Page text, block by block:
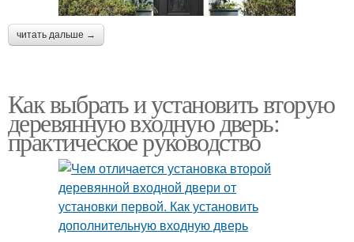
читать дальше →
Как выбрать и установить вторую
деревянную входную дверь:
практическое руководство